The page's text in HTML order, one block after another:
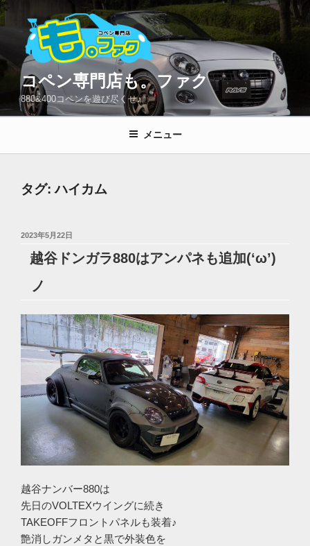
コ
ン
ン
ス
プ
コペン専門店も。ファク
880&400コペンを遊び尽くせ♪
メニュー
タグ:ハイカム
投
2023年5月22日
越谷ドンガラ880はアンパネも追加(‘ω’)
ノ
越谷ナンバー880は
先日のVOLTEXウイングに続き
TAKEOFFフロントパネルも装着♪
艶消しガンメタと黒で外装色を